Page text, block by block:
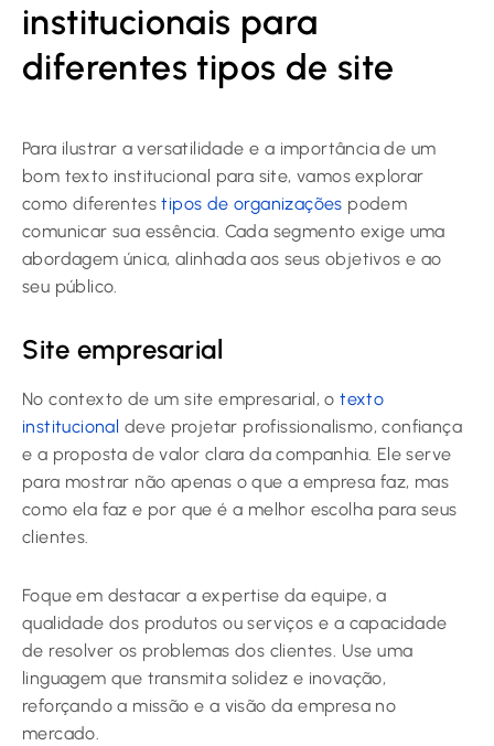
institucionais para
diferentes tipos de site
Para ilustrar a versatilidade e a importância de um
bom texto institucional para site, vamos explorar
como diferentestipos de organizações podem
comunicar sua essência. Cada segmento exige uma
abordagem única, alinhada aos seus objetivos e ao
seu público.
Site empresarial
No contexto de um site empresarial, otexto
institucional deve projetar profissionalismo, confiança
e a proposta de valor clara da companhia. Ele serve
para mostrar não apenas o que a empresa faz, mas
como ela faz e por que é a melhor escolha para seus
clientes.
Foque em destacar a expertise da equipe, a
qualidade dos produtos ou serviços e a capacidade
de resolver os problemas dos clientes. Use uma
linguagem que transmita solidez e inovação,
reforçando a missão e a visão da empresa no
mercado.